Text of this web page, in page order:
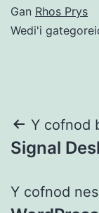
Gan Rhos Prys
Wedi'i
Llywio
cofnod
Y cofnod
Signal
Y cofnod